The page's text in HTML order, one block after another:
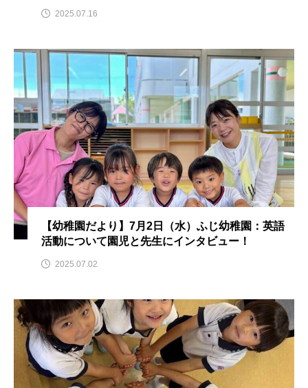
きもちはなにいろ？
けやき台小学校
こうべさんだ伝統文化体験フェスタ
こうべさんだ伝統文化体験フェスタ2026
こうべさんだ能・狂言・講談子ども教室
こぐまのいばしょ こだわり城紀行
こども学芸員とつくる『夏のこども美術館』
こばえちゃ東北
さっちゃん社協だより すずかけ台
すずかけ台小学校 すずきまみ
そんなにみないでくださいな ちめいど
2025.07.16
【幼稚園だより】7月2日（水）ふじ幼稚園：英語
活動について園児と先生にインタビュー！
2025.07.02